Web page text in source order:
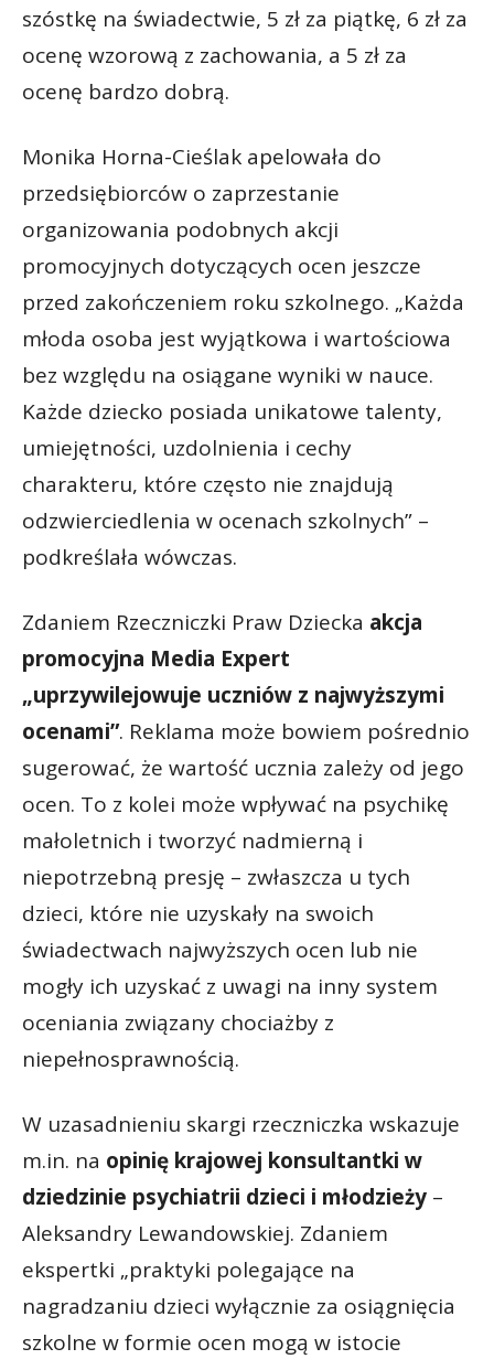
szóstkę na świadectwie, 5 zł za piątkę, 6 zł za
ocenę wzorową z zachowania, a 5 zł za
ocenę bardzo dobrą.
Monika Horna-Cieślak apelowała do
przedsiębiorców o zaprzestanie
organizowania podobnych akcji
promocyjnych dotyczących ocen jeszcze
przed zakończeniem roku szkolnego. „Każda
młoda osoba jest wyjątkowa i wartościowa
bez względu na osiągane wyniki w nauce.
Każde dziecko posiada unikatowe talenty,
umiejętności, uzdolnienia i cechy
charakteru, które często nie znajdują
odzwierciedlenia w ocenach szkolnych” –
podkreślała wówczas.
Zdaniem Rzeczniczki Praw Dziecka akcja
promocyjna Media Expert
„uprzywilejowuje uczniów z najwyższymi
ocenami”. Reklama może bowiem pośrednio
sugerować, że wartość ucznia zależy od jego
ocen. To z kolei może wpływać na psychikę
małoletnich i tworzyć nadmierną i
niepotrzebną presję – zwłaszcza u tych
dzieci, które nie uzyskały na swoich
świadectwach najwyższych ocen lub nie
mogły ich uzyskać z uwagi na inny system
oceniania związany chociażby z
niepełnosprawnością.
W uzasadnieniu skargi rzeczniczka wskazuje
m.in. na opinię krajowej konsultantki w
dziedzinie psychiatrii dzieci i młodzieży –
Aleksandry Lewandowskiej. Zdaniem
ekspertki „praktyki polegające na
nagradzaniu dzieci wyłącznie za osiągnięcia
szkolne w formie ocen mogą w istocie